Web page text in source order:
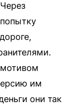
им
они так